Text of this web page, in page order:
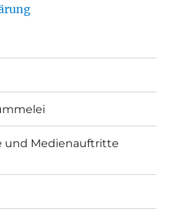
und Medienauftritte